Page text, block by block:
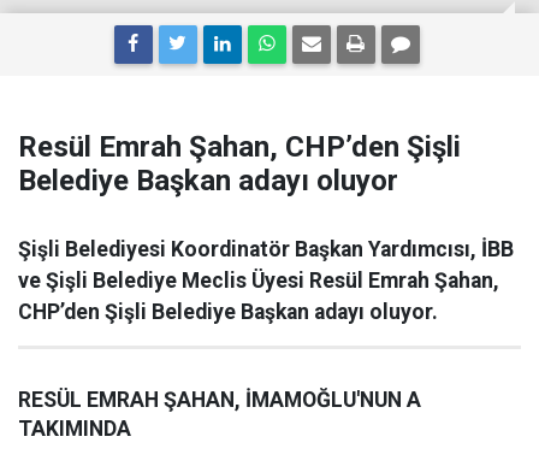
Resül Emrah Şahan, CHP’den Şişli
Belediye Başkan adayı oluyor
Şişli Belediyesi Koordinatör Başkan Yardımcısı, İBB
ve Şişli Belediye Meclis Üyesi Resül Emrah Şahan,
CHP’den Şişli Belediye Başkan adayı oluyor.
RESÜL EMRAH ŞAHAN, İMAMOĞLU'NUN A
TAKIMINDA